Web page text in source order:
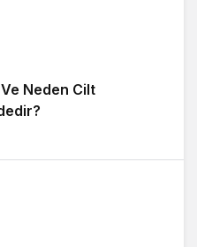
Neden Cilt